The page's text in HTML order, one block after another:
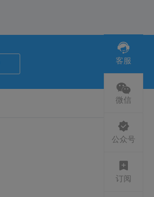
客服
微信
公众号
订阅